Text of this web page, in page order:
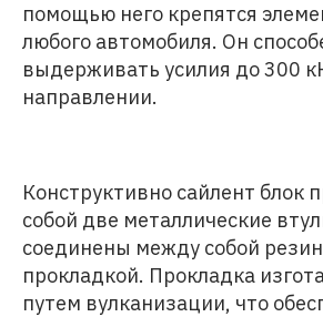
помощью него крепятся
любого автомобиля. Он
выдерживать усилия до 300
направлении.
Конструктивно сайлент блок
собой две металлические
соединены между собой
прокладкой. Прокладка
путем вулканизации, что